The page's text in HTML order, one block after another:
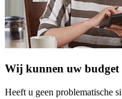
Wij kunnen uw budget
Heeft u geen problematische